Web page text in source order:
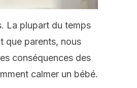
La plupart du temps
que parents, nous
conséquences des
calmer un bébé.